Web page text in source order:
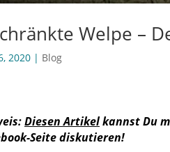
Welpe –
2020 | Blog
Diesen Artikelkannst Du
Seite diskutieren!